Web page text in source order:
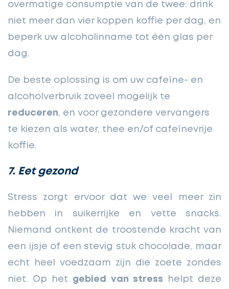
overmatige consumptie van de twee: drink
niet meer dan vier koppen koffie per dag, en
beperk uw alcoholinname tot één glas per
dag.
De beste oplossing is om uw cafeïne- en
alcoholverbruik zoveel mogelijk te
reduceren, en voor gezondere vervangers
te kiezen als water, thee en/of cafeïnevrije
koffie.
7. Eet gezond
Stress zorgt ervoor dat we veel meer zin
hebben in suikerrijke en vette snacks.
Niemand ontkent de troostende kracht van
een ijsje of een stevig stuk chocolade, maar
echt heel voedzaam zijn die zoete zondes
niet. Op het gebied van stress helpt deze